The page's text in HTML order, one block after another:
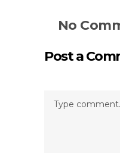
No
Post a